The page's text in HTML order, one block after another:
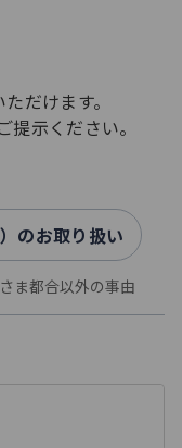
だけます。
示ください。​
のお取り扱い
ま都合以外の事由